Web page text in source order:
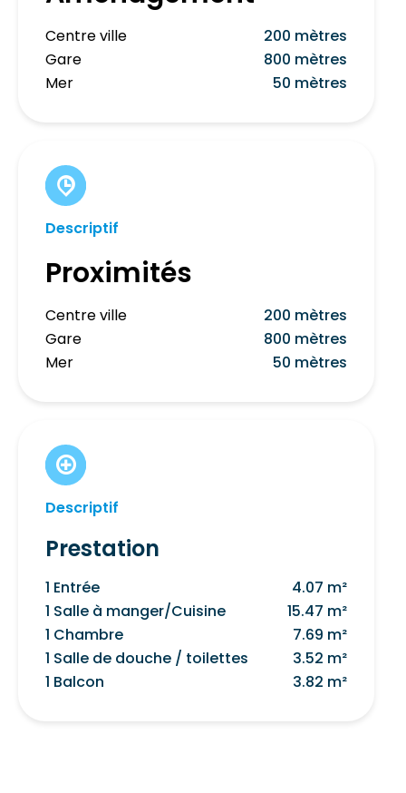
Centre ville
200 mètres
Gare
800 mètres
Mer
50 mètres
Descriptif
Proximités
Centre ville
200 mètres
Gare
800 mètres
Mer
50 mètres
Descriptif
Prestation
1 Entrée
4.07 m²
1 Salle à manger/Cuisine
15.47 m²
1 Chambre
7.69 m²
1 Salle de douche / toilettes
3.52 m²
1 Balcon
3.82 m²